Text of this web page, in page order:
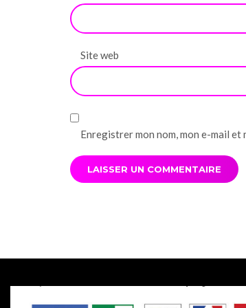
Site web
Enregistrer mon nom, mon e-mail